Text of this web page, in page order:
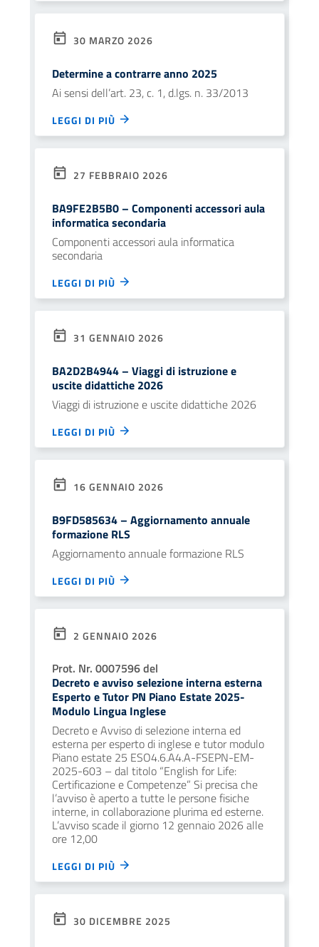
30 MARZO 2026
Determine a contrarre anno 2025
Ai sensi dell’art. 23, c. 1, d.lgs. n. 33/2013
LEGGI DI PIÙ
27 FEBBRAIO 2026
BA9FE2B5B0 – Componenti accessori aula
informatica secondaria
Componenti accessori aula informatica
secondaria
LEGGI DI PIÙ
31 GENNAIO 2026
BA2D2B4944 – Viaggi di istruzione e
uscite didattiche 2026
Viaggi di istruzione e uscite didattiche 2026
LEGGI DI PIÙ
16 GENNAIO 2026
B9FD585634 – Aggiornamento annuale
formazione RLS
Aggiornamento annuale formazione RLS
LEGGI DI PIÙ
2 GENNAIO 2026
Prot. Nr. 0007596 del
Decreto e avviso selezione interna esterna
Esperto e Tutor PN Piano Estate 2025-
Modulo Lingua Inglese
Decreto e Avviso di selezione interna ed
esterna per esperto di inglese e tutor modulo
Piano estate 25 ESO4.6.A4.A-FSEPN-EM-
2025-603 – dal titolo “English for Life:
Certificazione e Competenze” Si precisa che
l’avviso è aperto a tutte le persone fisiche
interne, in collaborazione plurima ed esterne.
L’avviso scade il giorno 12 gennaio 2026 alle
ore 12,00
LEGGI DI PIÙ
30 DICEMBRE 2025